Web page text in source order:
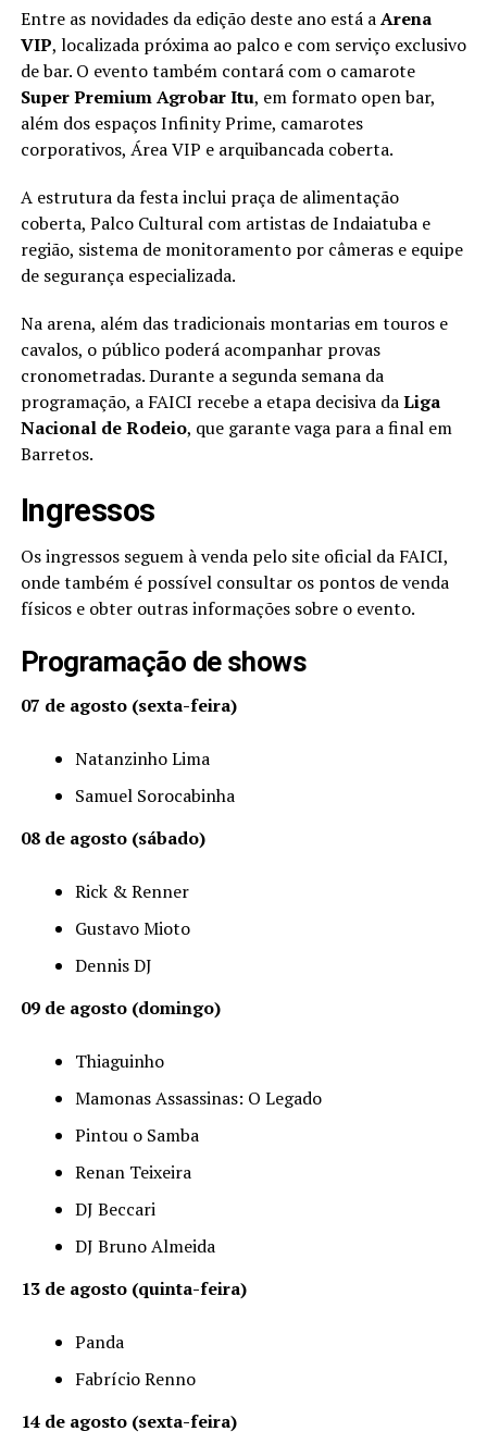
Entre as novidades da edição deste ano está aArena
VIP, localizada próxima ao palco e com serviço exclusivo
de bar. O evento também contará com o camarote
Super Premium Agrobar Itu, em formato open bar,
além dos espaços Infinity Prime, camarotes
corporativos, Área VIP e arquibancada coberta.
A estrutura da festa inclui praça de alimentação
coberta, Palco Cultural com artistas de Indaiatuba e
região, sistema de monitoramento por câmeras e equipe
de segurança especializada.
Na arena, além das tradicionais montarias em touros e
cavalos, o público poderá acompanhar provas
cronometradas. Durante a segunda semana da
programação, a FAICI recebe a etapa decisiva daLiga
Nacional de Rodeio, que garante vaga para a final em
Barretos.
Ingressos
Os ingressos seguem à venda pelo site oficial da FAICI,
onde também é possível consultar os pontos de venda
físicos e obter outras informações sobre o evento.
Programação de shows
07 de agosto (sexta-feira)
Natanzinho Lima
Samuel Sorocabinha
08 de agosto (sábado)
Rick & Renner
Gustavo Mioto
Dennis DJ
09 de agosto (domingo)
Thiaguinho
Mamonas Assassinas: O Legado
Pintou o Samba
Renan Teixeira
DJ Beccari
DJ Bruno Almeida
13 de agosto (quinta-feira)
Panda
Fabrício Renno
14 de agosto (sexta-feira)